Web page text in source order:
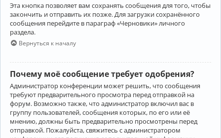
Эта кнопка позволяет вам сохранять сообщения для того, чтобы
закончить и отправить их позже. Для загрузки сохранённого
сообщения перейдите в параграф «Черновики» личного
раздела.
Вернуться к началу
Почему моё сообщение требует одобрения?
Администратор конференции может решить, что сообщения
требуют предварительного просмотра перед отправкой на
форум. Возможно также, что администратор включил вас в
группу пользователей, сообщения которых, по его или её
мнению, должны быть предварительно просмотрены перед
отправкой. Пожалуйста, свяжитесь с администратором